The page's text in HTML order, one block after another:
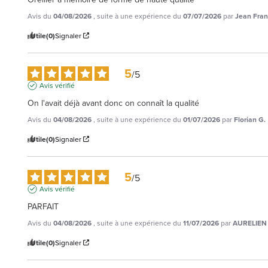
Avis du 04/08/2026, suite à une expérience du 07/07/2026 parJean
Utile(0)Signaler
5/5
Avis vérifié
On l'avait déjà avant donc on connaît la qualité
Avis du 04/08/2026, suite à une expérience du 01/07/2026 parFlorian G.
Utile(0)Signaler
5/5
Avis vérifié
PARFAIT
Avis du 04/08/2026, suite à une expérience du 11/07/2026 parAURELIEN
Utile(0)Signaler